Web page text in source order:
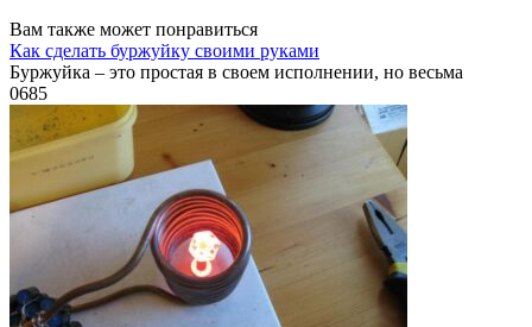
Вам также может понравиться
Как сделать буржуйку своими руками
Буржуйка – это простая в своем исполнении, но весьма
0685